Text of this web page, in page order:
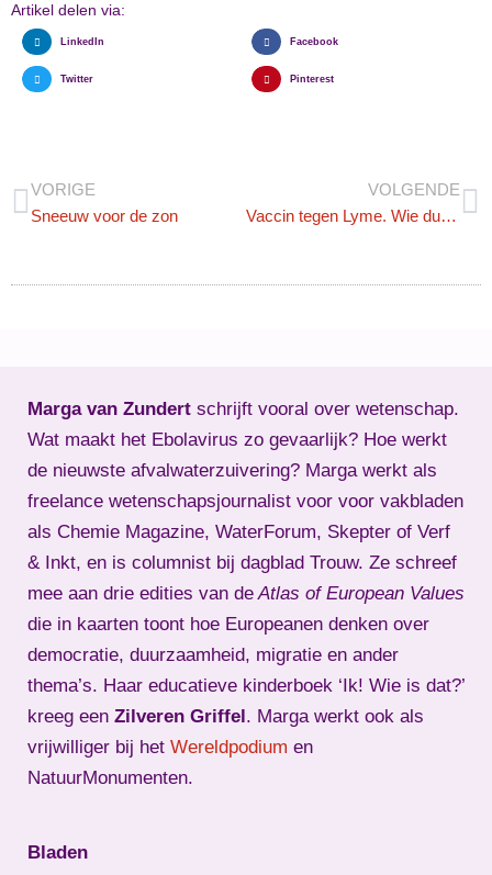
Artikel delen via:
LinkedIn Facebook
Twitter Pinterest
VORIGE
Sneeuw voor de zon
VOLGENDE
Vaccin tegen Lyme. Wie durft?
Marga van Zundert schrijft vooral over wetenschap.
Wat maakt het Ebolavirus zo gevaarlijk? Hoe werkt
de nieuwste afvalwaterzuivering? Marga werkt als
freelance wetenschapsjournalist voor voor vakbladen
als Chemie Magazine, WaterForum, Skepter of Verf
& Inkt, en is columnist bij dagblad Trouw. Ze schreef
mee aan drie edities van deAtlas of European Values
die in kaarten toont hoe Europeanen denken over
democratie, duurzaamheid, migratie en ander
thema’s. Haar educatieve kinderboek ‘Ik! Wie is dat?’
kreeg een Zilveren Griffel . Marga werkt ook als
vrijwilliger bij het Wereldpodium en
NatuurMonumenten.
Bladen